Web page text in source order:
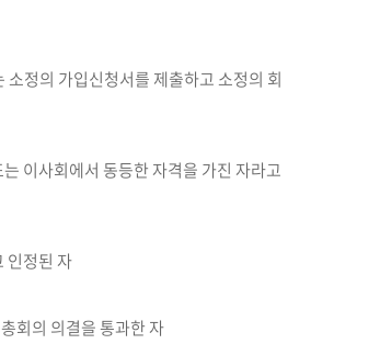
정의 가입신청서를 제출하고 소정의 회
이사회에서 동등한 자격을 가진 자라고
인정된 자
회의 의결을 통과한 자